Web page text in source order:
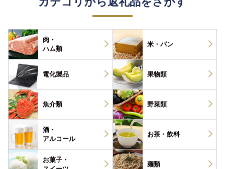
肉・
ハム類
米・パン
電化製品 果物類
魚介類 野菜類
酒・
アルコール
お茶・ 飲料
お菓子・
麺類